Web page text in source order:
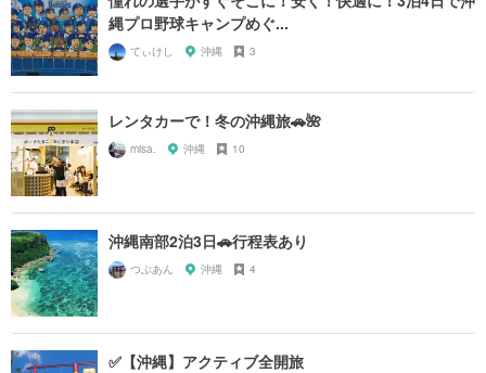
縄プロ野球キャンプめぐ...
てぃけし 沖縄 3
レンタカーで！冬の沖縄旅🚗🌺
misa. 沖縄 10
沖縄南部2泊3日🚗行程表あり
つぶあん 沖縄 4
✅【沖縄】アクティブ全開旅